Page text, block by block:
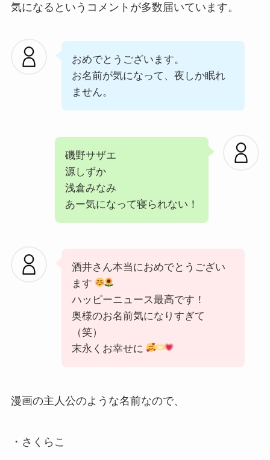
気になるというコメントが多数届いています。
おめでとうございます。
お名前が気になって、夜しか眠れ
ません。
磯野サザエ
源しずか
浅倉みなみ
あー気になって寝られない！
酒井さん本当におめでとうござい
ます
ハッピーニュース最高です！
奥様のお名前気になりすぎて
（笑）
末永くお幸せに
漫画の主人公のような名前なので、
・さくらこ